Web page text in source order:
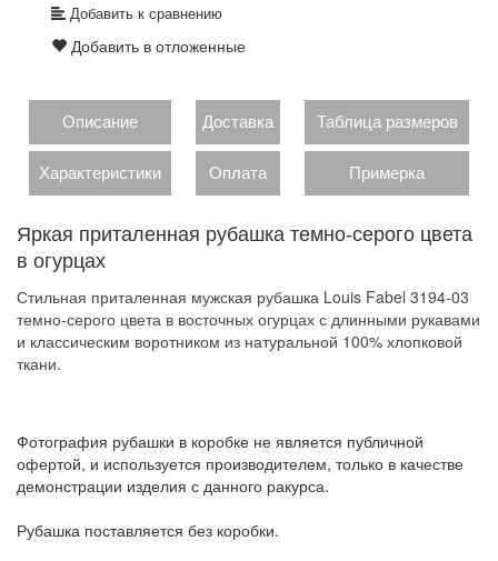
Добавить к сравнению
Добавить в отложенные
Описание Доставка Таблица размеров
Характеристики Оплата Примерка
Яркая приталенная рубашка темно-серого цвета
в огурцах
Стильная приталенная мужская рубашка Louis Fabel 3194-03
темно-серого цвета в восточных огурцах с длинными рукавами
и классическим воротником из натуральной 100% хлопковой
ткани.
Фотография рубашки в коробке не является публичной
офертой, и используется производителем, только в качестве
демонстрации изделия с данного ракурса.
Рубашка поставляется без коробки.